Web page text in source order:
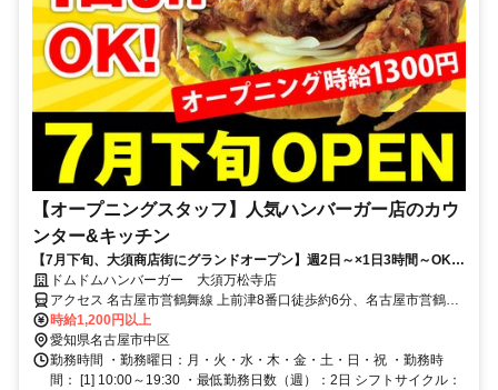
【オープニングスタッフ】人気ハンバーガー店のカウ
ンター&キッチン
【7月下旬、大須商店街にグランドオープン】週2日～×1日3時間～OK！
髪色自由！9/15まで特別時給1300円♪みんなで楽しいお店をつくりあげ
よう◎
ドムドムハンバーガー 大須万松寺店
アクセス 名古屋市営鶴舞線 上前津8番口徒歩約6分、名古屋市営鶴舞
線 大須観音2番口徒歩約6分、名古屋市営名城線 上前津9番口徒歩約7
分
時給1,200円以上
愛知県名古屋市中区
勤務時間 ・勤務曜日：月・火・水・木・金・土・日・祝 ・勤務時
間： [1] 10:00～19:30 ・最低勤務日数（週）：2日 シフトサイクル：